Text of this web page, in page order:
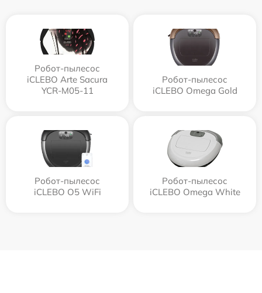
Робот-пылесос
iCLEBO Arte Sacura
YCR-M05-11
Робот-пылесос
iCLEBO Omega Gold
Робот-пылесос
iCLEBO O5 WiFi
Робот-пылесос
iCLEBO Omega White